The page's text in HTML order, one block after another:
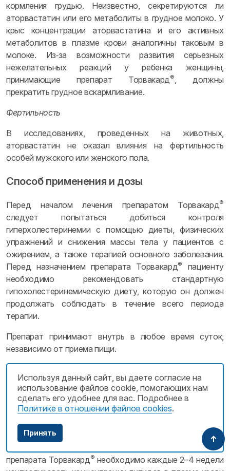
кормления грудью. Неизвестно, секретируются ли
аторвастатин или его метаболиты в грудное молоко. У
крыс концентрации аторвастатина и его активных
метаболитов в плазме крови аналогичны таковым в
молоке. Из‑за возможности развития серьезных
нежелательных реакций у ребенка женщины,
принимающие препарат Торвакард®, должны
прекратить грудное вскармливание.
Фертильность
В исследованиях, проведенных на животных,
аторвастатин не оказал влияния на фертильность
особей мужского или женского пола.
Способ применения и дозы
Перед началом лечения препаратом Торвакард®
следует попытаться добиться контроля
гиперхолестеринемии с помощью диеты, физических
упражнений и снижения массы тела у пациентов с
ожирением, а также терапией основного заболевания.
Перед назначением препарата Торвакард®
пациенту
необходимо рекомендовать стандартную
гипохолестеринемическую диету, которую он должен
продолжать соблюдать в течение всего периода
терапии.
Препарат принимают внутрь в любое время суток,
независимо от приема пищи.
варьирует от 10 до 80 мг 1 раз в сутки. Максимальная
суточная доза — 80 мг 1 раз в сутки.
Дозу подбирают с учетом исходных концентраций
ХС‑ЛПНП, цели терапии и индивидуального эффекта.
В начале лечения и/или во время повышения дозы
препарата Торвакард® необходимо каждые 2–4 недели
Используя данный сайт, вы даете согласие на
использование файлов cookie, помогающих нам
сделать его удобнее для вас. Подробнее в
Политике в отношении файлов cookies.
Принять